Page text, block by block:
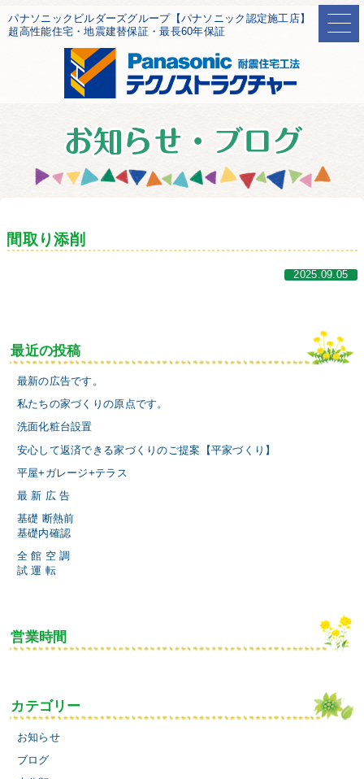
パナソニックビルダーズグループ【パナソニック認定施工店】
超高性能住宅・地震建替保証・最長60年保証
間取り添削
2025.09.05
最近の投稿
最新の広告です。
私たちの家づくりの原点です。
洗面化粧台設置
安心して返済できる家づくりのご提案【平家づくり】
平屋+ガレージ+テラス
最 新 広 告
基礎 断熱前
基礎内確認
全 館 空 調
試 運 転
営業時間
カテゴリー
お知らせ
ブログ